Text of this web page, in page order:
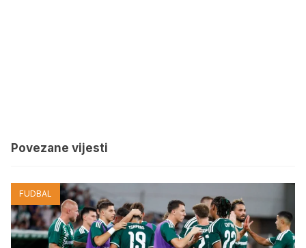
Povezane vijesti
FUDBAL